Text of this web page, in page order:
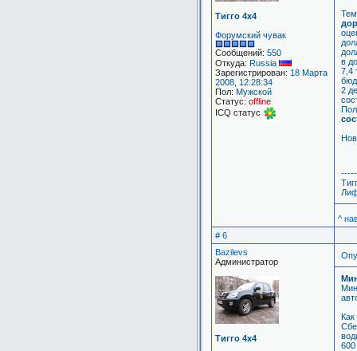
Тигго 4х4
Форумский чувак
Сообщений: 550
Откуда: Russia
Зарегистрирован: 18 Марта
2008, 12:28:34
Пол: Мужской
Статус: offline
ICQ статус
в
7,4
2
^
# 6
Bazilevs
Администратор
Тигго 4х4
Как
600